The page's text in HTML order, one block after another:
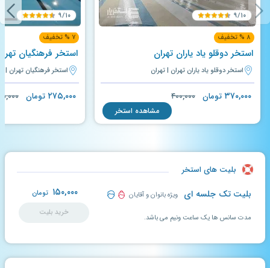
۹/۱۰
۸ % تخفیف
استخر دوقلو یاد یاران تهران
استخر دوقلو یاد یاران تهران | تهران
۳۷۰,۰۰۰تومان ۴۰۰,۰۰۰
مشاهده استخر
۹/۱۰
۷ % تخفیف
استخر فرهنگیان
استخر فرهنگیان تهران |
۲۷۵,۰۰۰تومان
بلیت های استخر
بلیت تک جلسه ای ویژه بانوان و آقایان ۱۵۰,۰۰۰ تومان
خرید بلیت
مدت سانس ها یک ساعت ونیم می باشد.